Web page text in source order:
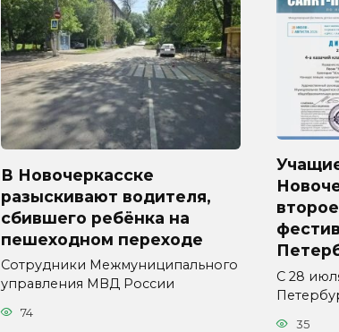
В Новочеркасске
разыскивают водителя,
сбившего ребёнка на
пешеходном переходе
Сотрудники Межмуниципального
управления МВД России
74
С 28
35